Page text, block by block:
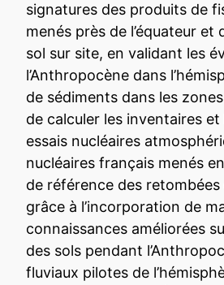
signatures des produits de
menés près de l’équateur
sol sur site, en validant les
l’Anthropocène dans
de sédiments dans les
de calculer les inventaires
essais nucléaires
nucléaires français menés
de référence des
grâce à l’incorporation de
connaissances améliorées
des sols pendant
fluviaux pilotes de